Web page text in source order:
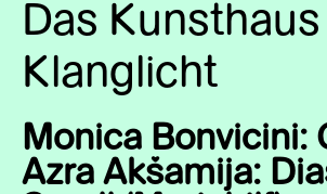
Das
Klanglicht
Monica Bonvicini:
Azra Akšamija: